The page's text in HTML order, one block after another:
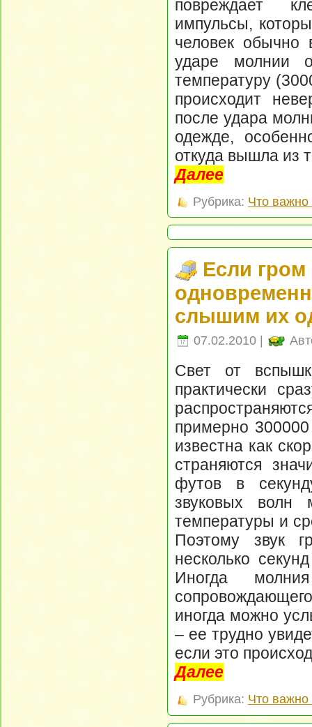
повреждает
импульсы,
человек обычно
ударе молнии
температуру
происходит
после удара
одежде,
откуда вышла из
Далее
Рубрика: Что важно
Если
слышим их
07.02.2010 |
Свет от
практически
примерно
известна как
страняются
футов в
звуковых волн
температуры и
Поэтому звук
несколько
Иногда
иногда можно
– ее трудно
если это
Далее
Рубрика: Что важно